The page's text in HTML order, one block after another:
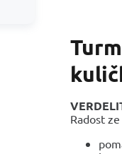
Radost